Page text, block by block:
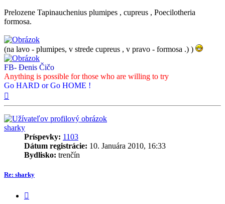
Prelozene Tapinauchenius plumipes , cupreus , Poecilotheria
formosa.
(na lavo - plumipes, v strede cupreus , v pravo - formosa .) )
FB- Đenis Čičo
Anything is possible for those who are willing to try
Go HARD or Go HOME !
sharky
Príspevky: 1103
Dátum registrácie: 10. Januára 2010, 16:33
Bydlisko: trenčín
Re: sharky